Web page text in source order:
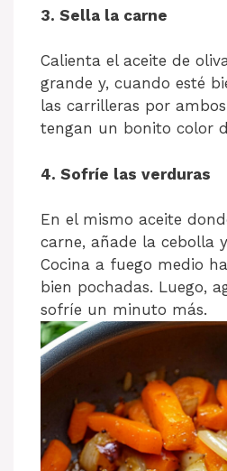
3. Sella la carne
Calienta el aceite de
grande y, cuando esté
las carrilleras por
tengan un bonito color
4. Sofríe las verduras
En el mismo aceite
carne, añade la cebolla
Cocina a fuego medio
bien pochadas. Luego,
sofríe un minuto más.